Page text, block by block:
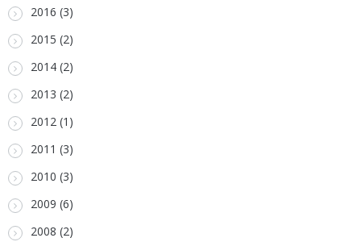
2016 (3)
2015 (2)
2014 (2)
2013 (2)
2012 (1)
2011 (3)
2010 (3)
2009 (6)
2008 (2)